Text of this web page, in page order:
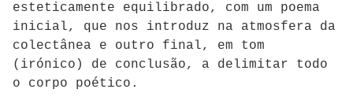
esteticamente equilibrado, com um poema
inicial, que nos introduz na atmosfera da
colectânea e outro final, em tom
(irónico) de conclusão, a delimitar todo
o corpo poético.